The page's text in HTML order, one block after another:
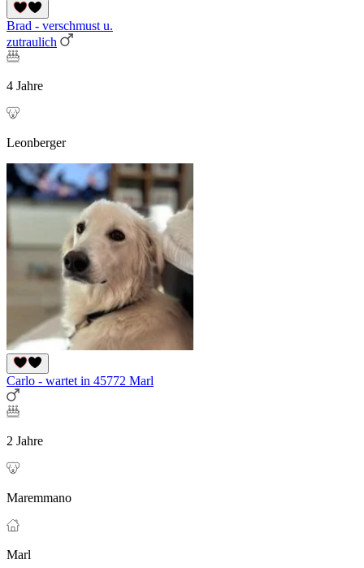
Brad - verschmust u.
zutraulich
4 Jahre
Leonberger
Carlo - wartet in 45772 Marl
2 Jahre
Maremmano
Marl